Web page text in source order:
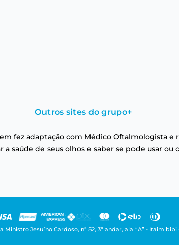
Outros sites do grupo+
fez adaptação com Médico Oftalmologista
saúde de seus olhos e saber se pode usar
Ministro Jesuíno Cardoso, nº 52, 3º andar, ala “A” - Itaim bibi